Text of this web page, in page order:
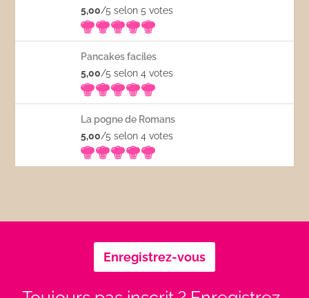
5,00/5 selon 5votes
Pancakes faciles
5,00/5 selon 4votes
La pogne de Romans
5,00/5 selon 4votes
Enregistrez-vous